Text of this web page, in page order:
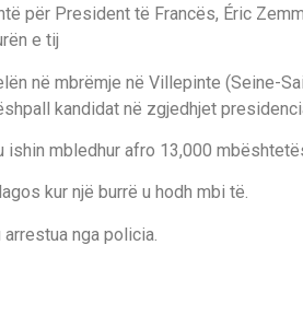
për President të Francës, Éric
e tij
në mbrëmje në Villepinte (Seine-
kandidat në zgjedhjet
ishin mbledhur afro 13,000
kur një burrë u hodh mbi të.
nga policia.